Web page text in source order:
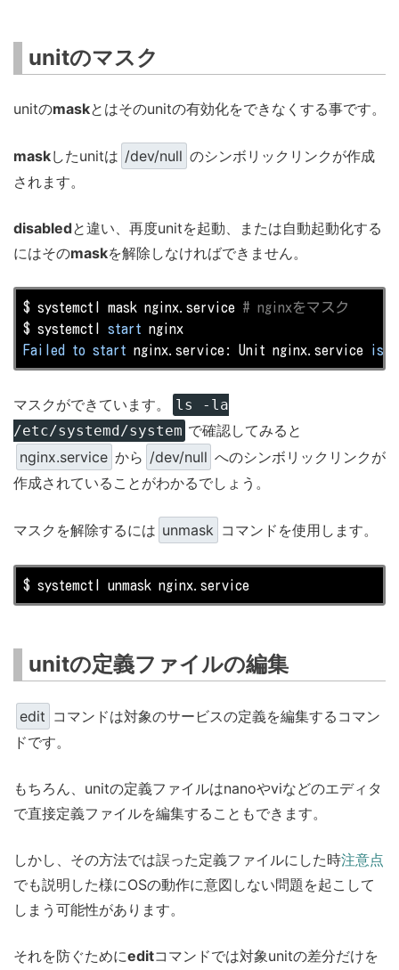
unitのマスク
unitのmaskとはそのunitの有効化をできなくする事です。
maskしたunitは /dev/null のシンボリックリンクが作成
されます。
disabledと違い、再度unitを起動、または自動起動化する
にはそのmaskを解除しなければできません。
$ systemctl mask nginx.service # nginxをマスク
$ systemctl start
Failed
to start nginx.service: Unit nginx.service is
マスクができています。
ls -la
/etc/systemd/system で確認してみると
nginx.service から /dev/null へのシンボリックリンクが
作成されていることがわかるでしょう。
マスクを解除するには unmask コマンドを使用します。
$ systemctl unmask nginx.service
unitの定義ファイルの編集
edit コマンドは対象のサービスの定義を編集するコマン
ドです。
もちろん、unitの定義ファイルはnanoやviなどのエディタ
で直接定義ファイルを編集することもできます。
しかし、その方法では誤った定義ファイルにした時注意点
でも説明した様にOSの動作に意図しない問題を起こして
しまう可能性があります。
それを防ぐためにeditコマンドでは対象unitの差分だけを